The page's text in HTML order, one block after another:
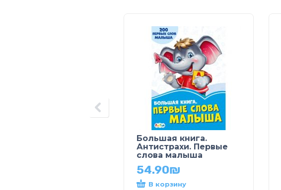
Большая книга.
Антистрахи. Первые
слова малыша
54.90₪
В корзину